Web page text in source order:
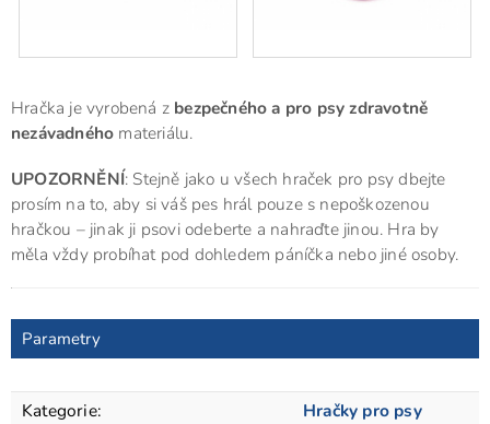
Hračka je vyrobená z bezpečného a pro psy zdravotně
nezávadného materiálu.
UPOZORNĚNÍ: Stejně jako u všech hraček pro psy dbejte
prosím na to, aby si váš pes hrál pouze s nepoškozenou
hračkou – jinak ji psovi odeberte a nahraďte jinou. Hra by
měla vždy probíhat pod dohledem páníčka nebo jiné osoby.
Parametry
Kategorie:
Hračky pro psy